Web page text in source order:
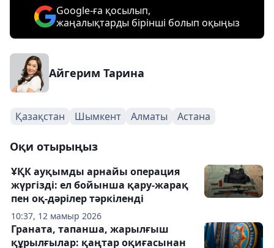
Google-ға қосылып,
жаңалықтарды бірінші болып оқыңыз
Айгерим Тарина
Қазақстан Шымкент Алматы Астана
Оқи отырыңыз
10:37, 12 мамыр 2026
ҰҚК ауқымды арнайы операция
жүргізді: ел бойынша қару-жарақ
пен оқ-дәрілер тәркіленді
Граната, тапанша, жарылғыш
құрылғылар: қаңтар оқиғасынан